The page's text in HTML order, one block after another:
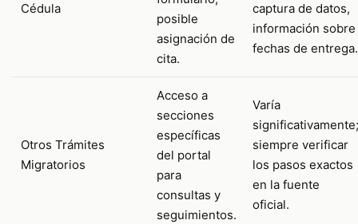
Cédula
posible
asignación de
cita.
captura de datos,
información sobre
fechas de entrega.
Otros Trámites
Migratorios
Acceso a
secciones
específicas
del portal
para
consultas y
seguimientos.
Varía
significativamente;
siempre verificar
los pasos exactos
en la fuente
oficial.